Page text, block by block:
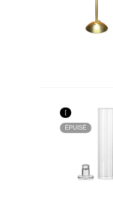
[
ÉPUISÉ